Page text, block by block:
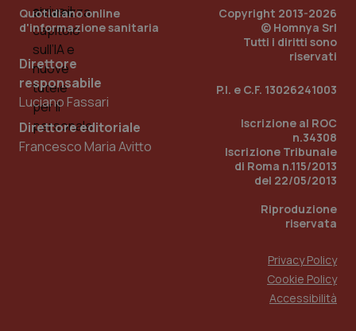
Quotidiano online
d'informazione sanitaria
Direttore
responsabile
Luciano Fassari
Direttore editoriale
Francesco Maria Avitto
Copyright 2013-2026
© Homnya Srl
Tutti i diritti sono
riservati
P.I. e C.F. 13026241003
Iscrizione al ROC
n.34308
Iscrizione Tribunale
di Roma n.115/2013
del 22/05/2013
Riproduzione
riservata
Privacy Policy
Cookie Policy
Accessibilità